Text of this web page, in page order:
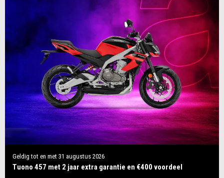
Geldig tot en met 31 augustus 2026
Tuono 457 met 2 jaar extra garantie en €400 voordeel